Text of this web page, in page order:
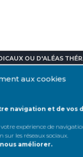
aux cookies
navigation et de vos
expérience de
les réseaux sociaux.
améliorer.
OU D'ALÉAS